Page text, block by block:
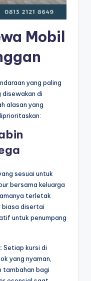
Mobil
yang paling
disewakan di
alasan yang
sesuai untuk
bersama keluarga
terletak
biasa disertai
untuk penumpang
Setiap kursi di
yang nyaman,
tambahan bagi